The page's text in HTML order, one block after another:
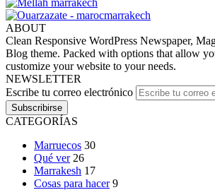
ABOUT
Clean Responsive WordPress Newspaper,
Blog theme. Packed with options that allow
customize your website to your needs.
NEWSLETTER
Escribe tu correo electrónico
CATEGORÍAS
Marruecos 30
Qué ver 26
Marrakesh 17
Cosas para hacer 9